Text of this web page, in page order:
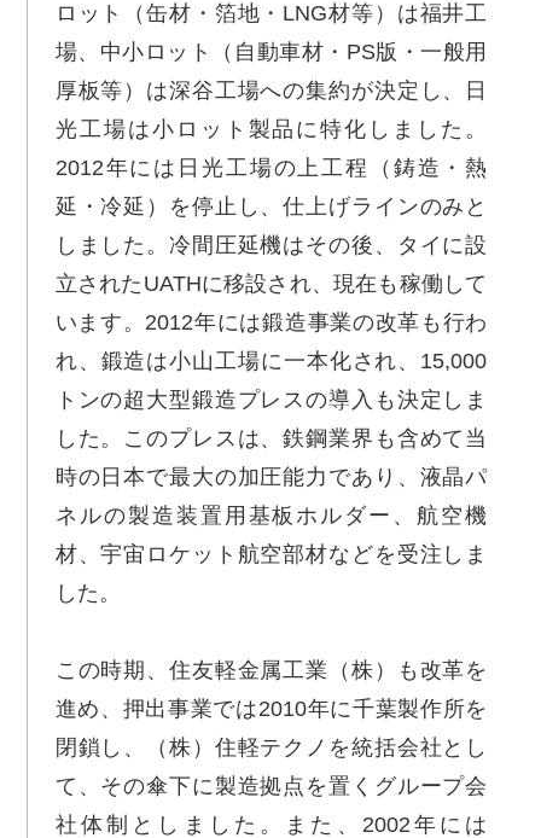
ロット（缶材・箔地・LNG材等）は福井工
場、中小ロット（自動車材・PS版・一般用
厚板等）は深谷工場への集約が決定し、日
光工場は小ロット製品に特化しました。
2012年には日光工場の上工程（鋳造・熱
延・冷延）を停止し、仕上げラインのみと
しました。冷間圧延機はその後、タイに設
立されたUATHに移設され、現在も稼働して
います。2012年には鍛造事業の改革も行わ
れ、鍛造は小山工場に一本化され、15,000
トンの超大型鍛造プレスの導入も決定しま
した。このプレスは、鉄鋼業界も含めて当
時の日本で最大の加圧能力であり、液晶パ
ネルの製造装置用基板ホルダー、航空機
材、宇宙ロケット航空部材などを受注しま
した。
この時期、住友軽金属工業（株）も改革を
進め、押出事業では2010年に千葉製作所を
閉鎖し、（株）住軽テクノを統括会社とし
て、その傘下に製造拠点を置くグループ会
社体制としました。また、2002年には